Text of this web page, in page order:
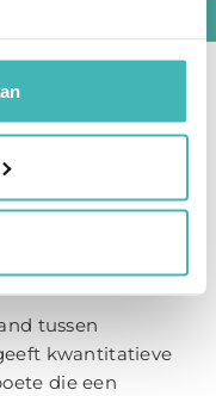
in schone staat
een bepaalde
Den Helder waar
een tweede
tussen
kwantitatieve
die een